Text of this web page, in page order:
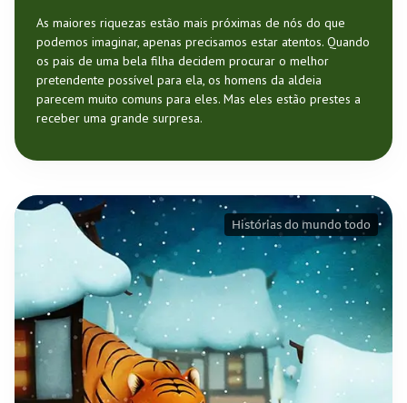
As maiores riquezas estão mais próximas de nós do que
podemos imaginar, apenas precisamos estar atentos. Quando
os pais de uma bela filha decidem procurar o melhor
pretendente possível para ela, os homens da aldeia
parecem muito comuns para eles. Mas eles estão prestes a
receber uma grande surpresa.
Histórias do mundo todo